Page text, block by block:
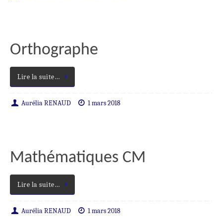
Orthographe
Lire la suite…
Aurélia RENAUD 1 mars 2018
Mathématiques CM
Lire la suite…
Aurélia RENAUD 1 mars 2018